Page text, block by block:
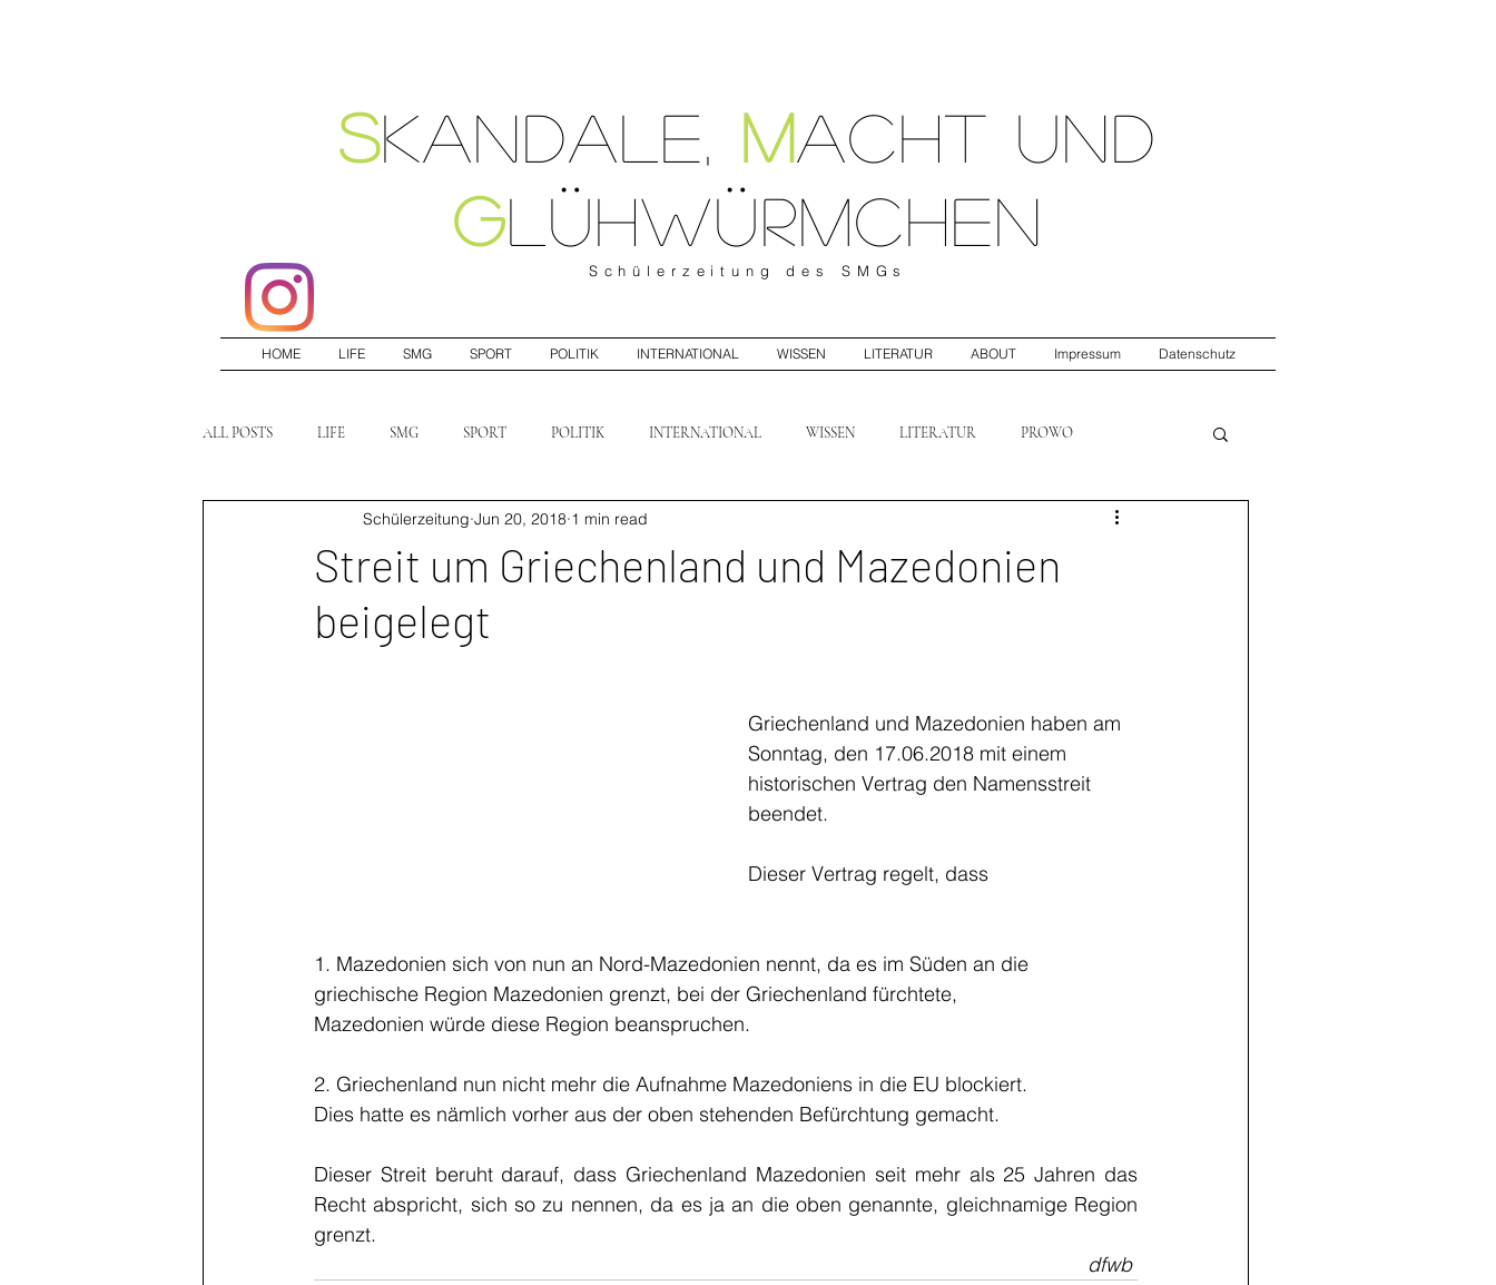
Skandale Macht und
Glühwürmchen
Schülerzeitung des SMGs
HOME LIFE SMG SPORT POLITIK INTERNATIONAL WISSEN LITERATUR ABOUT Impressum Datenschutz
ALL POSTS LIFE SMG SPORT POLITIK INTERNATIONAL WISSEN LITERATUR PROWO
Streit um Griechenland und Mazedonien
beigelegt
Schülerzeitung Jun 20, 2018 1 min read
Griechenland und Mazedonien haben am
Sonntag, den 17.06.2018 mit einem
historischen Vertrag den Namensstreit
beendet.
Dieser Vertrag regelt, dass
1. Mazedonien sich von nun an Nord-Mazedonien nennt, da es im Süden an die
griechische Region Mazedonien grenzt, bei der Griechenland fürchtete,
Mazedonien würde diese Region beanspruchen.
2. Griechenland nun nicht mehr die Aufnahme Mazedoniens in die EU blockiert.
Dies hatte es nämlich vorher aus der oben stehenden Befürchtung gemacht.
Dieser Streit beruht darauf, dass Griechenland Mazedonien seit mehr als 25 Jahren das
Recht abspricht, sich so zu nennen, da es ja an die oben genannte, gleichnamige Region
grenzt.
dfwb